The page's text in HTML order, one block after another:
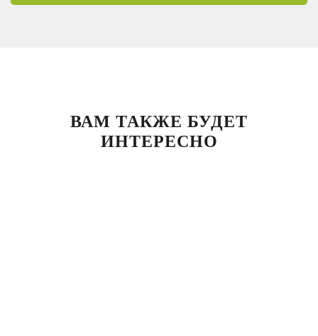
ВАМ ТАКЖЕ БУДЕТ
ИНТЕРЕСНО